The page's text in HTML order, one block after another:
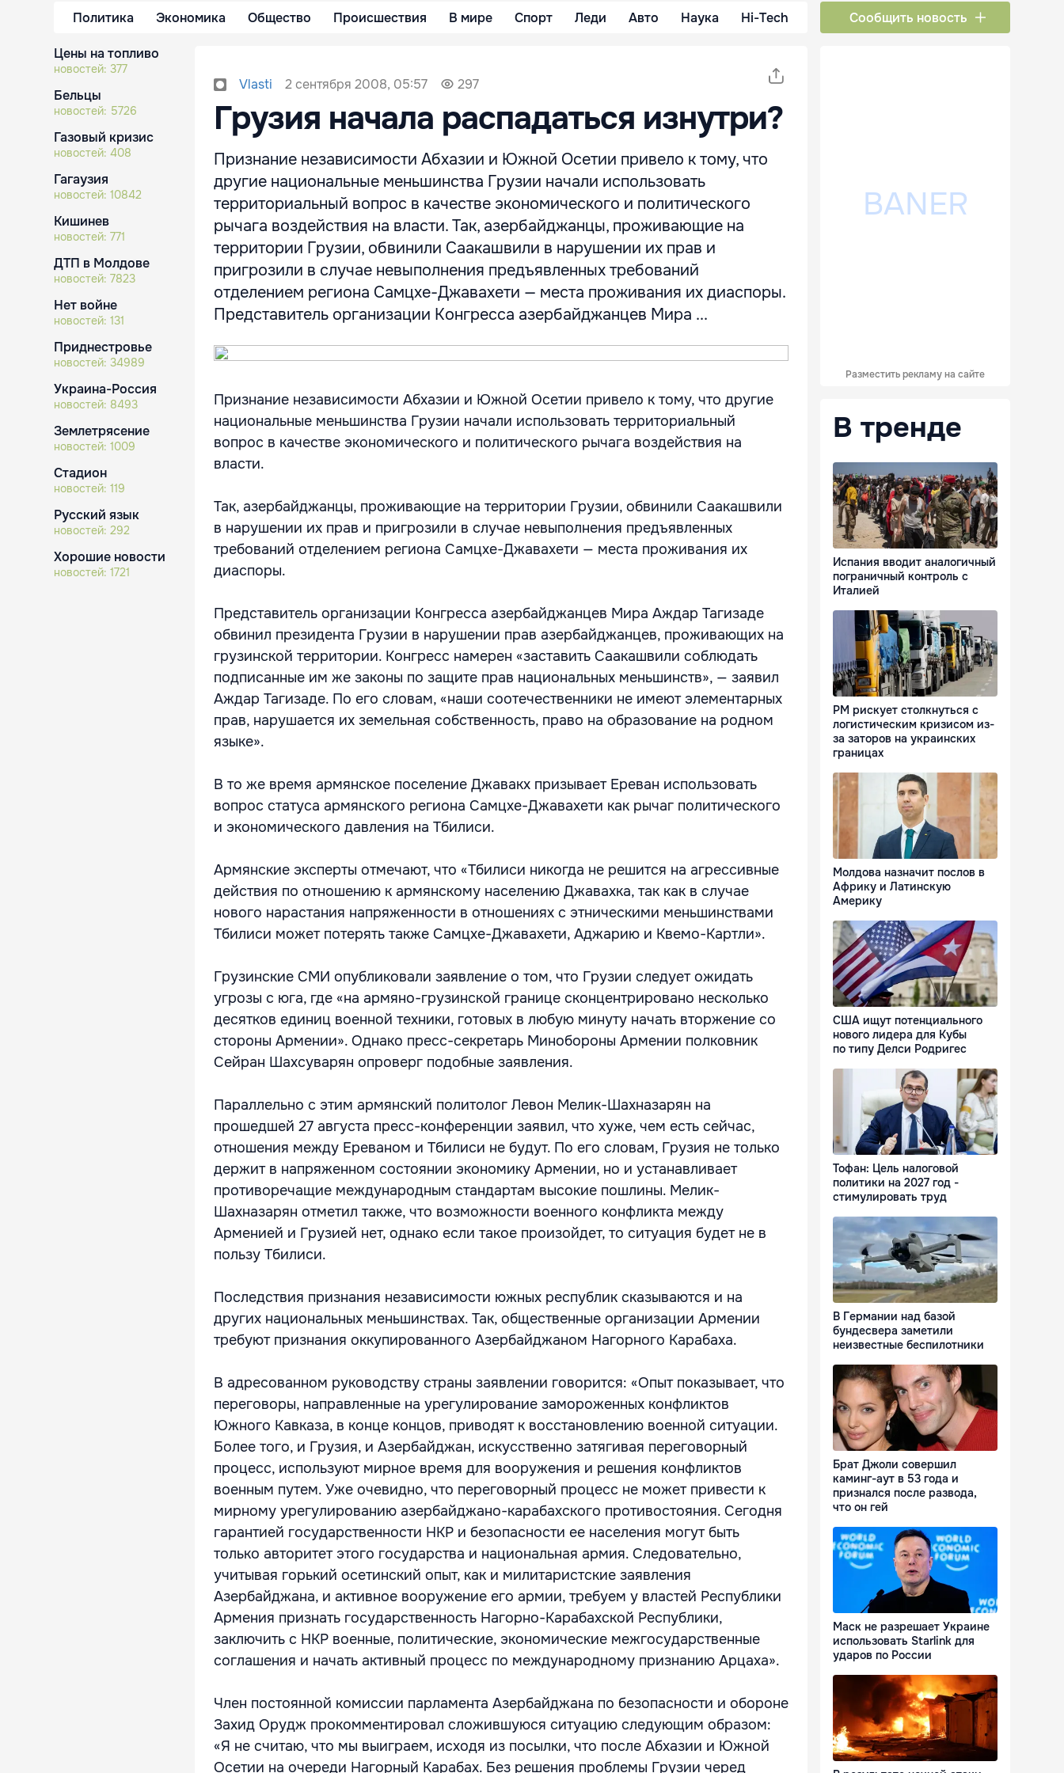
Политика Экономика Общество Происшествия В мире Спорт Леди Авто Наука Hi-Tech Сообщить новость
Цены на топливо
новостей: 377
Бельцы
новостей: 5726
Газовый кризис
новостей: 408
Гагаузия
новостей: 10842
Кишинев
новостей: 771
ДТП в Молдове
новостей: 7823
Нет войне
новостей: 131
Приднестровье
новостей: 34989
Украина-Россия
новостей: 8493
Землетрясение
новостей: 1009
Стадион
новостей: 119
Русский язык
новостей: 292
Хорошие новости
новостей: 1721
Vlasti 2 сентября 2008, 05:57 297
Грузия начала распадаться изнутри?
Признание независимости Абхазии и Южной Осетии привело к тому, что
другие национальные меньшинства Грузии начали использовать
территориальный вопрос в качестве экономического и политического
рычага воздействия на власти. Так, азербайджанцы, проживающие на
территории Грузии, обвинили Саакашвили в нарушении их прав и
пригрозили в случае невыполнения предъявленных требований
отделением региона Самцхе-Джавахети — места проживания их диаспоры.
Представитель организации Конгресса азербайджанцев Мира ...
Признание независимости Абхазии и Южной Осетии привело к тому, что другие
национальные меньшинства Грузии начали использовать территориальный
вопрос в качестве экономического и политического рычага воздействия на
власти.
Так, азербайджанцы, проживающие на территории Грузии, обвинили Саакашвили
в нарушении их прав и пригрозили в случае невыполнения предъявленных
требований отделением региона Самцхе-Джавахети — места проживания их
диаспоры.
Представитель организации Конгресса азербайджанцев Мира Аждар Тагизаде
обвинил президента Грузии в нарушении прав азербайджанцев, проживающих на
грузинской территории. Конгресс намерен «заставить Саакашвили соблюдать
подписанные им же законы по защите прав национальных меньшинств», — заявил
Аждар Тагизаде. По его словам, «наши соотечественники не имеют элементарных
прав, нарушается их земельная собственность, право на образование на родном
языке».
В то же время армянское поселение Джавакх призывает Ереван использовать
вопрос статуса армянского региона Самцхе-Джавахети как рычаг политического
и экономического давления на Тбилиси.
Армянские эксперты отмечают, что «Тбилиси никогда не решится на агрессивные
действия по отношению к армянскому населению Джавахка, так как в случае
нового нарастания напряженности в отношениях с этническими меньшинствами
Тбилиси может потерять также Самцхе-Джавахети, Аджарию и Квемо-Картли».
Грузинские СМИ опубликовали заявление о том, что Грузии следует ожидать
угрозы с юга, где «на армяно-грузинской границе сконцентрировано несколько
десятков единиц военной техники, готовых в любую минуту начать вторжение со
стороны Армении». Однако пресс-секретарь Минобороны Армении полковник
Сейран Шахсуварян опроверг подобные заявления.
Параллельно с этим армянский политолог Левон Мелик-Шахназарян на
прошедшей 27 августа пресс-конференции заявил, что хуже, чем есть сейчас,
отношения между Ереваном и Тбилиси не будут. По его словам, Грузия не только
держит в напряженном состоянии экономику Армении, но и устанавливает
противоречащие международным стандартам высокие пошлины. Мелик-
Шахназарян отметил также, что возможности военного конфликта между
Арменией и Грузией нет, однако если такое произойдет, то ситуация будет не в
пользу Тбилиси.
Последствия признания независимости южных республик сказываются и на
других национальных меньшинствах. Так, общественные организации Армении
требуют признания оккупированного Азербайджаном Нагорного Карабаха.
В адресованном руководству страны заявлении говорится: «Опыт показывает, что
переговоры, направленные на урегулирование замороженных конфликтов
Южного Кавказа, в конце концов, приводят к восстановлению военной ситуации.
Более того, и Грузия, и Азербайджан, искусственно затягивая переговорный
процесс, используют мирное время для вооружения и решения конфликтов
военным путем. Уже очевидно, что переговорный процесс не может привести к
мирному урегулированию азербайджано-карабахского противостояния. Сегодня
гарантией государственности НКР и безопасности ее населения могут быть
только авторитет этого государства и национальная армия. Следовательно,
учитывая горький осетинский опыт, как и милитаристские заявления
Азербайджана, и активное вооружение его армии, требуем у властей Республики
Армения признать государственность Нагорно-Карабахской Республики,
заключить с НКР военные, политические, экономические межгосударственные
соглашения и начать активный процесс по международному признанию Арцаха».
Член постоянной комиссии парламента Азербайджана по безопасности и обороне
Захид Орудж прокомментировал сложившуюся ситуацию следующим образом:
«Я не считаю, что мы выиграем, исходя из посылки, что после Абхазии и Южной
Осетии на очереди Нагорный Карабах. Без решения проблемы Грузии черед
Разместить рекламу на сайте
В тренде
Испания вводит аналогичный
пограничный контроль с
Италией
РМ рискует столкнуться с
логистическим кризисом из-
за заторов на украинских
границах
Молдова назначит послов в
Африку и Латинскую
Америку
США ищут потенциального
нового лидера для Кубы
по типу Делси Родригес
Тофан: Цель налоговой
политики на 2027 год -
стимулировать труд
В Германии над базой
бундесвера заметили
неизвестные беспилотники
Брат Джоли совершил
каминг-аут в 53 года и
признался после развода,
что он гей
Маск не разрешает Украине
использовать Starlink для
ударов по России